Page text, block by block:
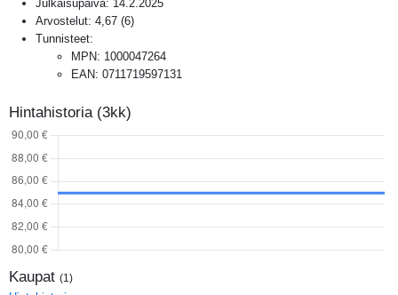
Julkaisupäivä: 14.2.2025
Arvostelut: 4,67 (6)
Tunnisteet:
MPN: 1000047264
EAN: 0711719597131
Hintahistoria (3kk)
Kaupat (1 )